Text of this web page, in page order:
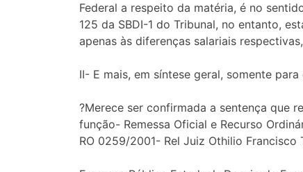
Federal a respeito da matéria, é no
125 da SBDI-1 do Tribunal, no entanto,
apenas às diferenças salariais
II- E mais, em síntese geral, somente
?Merece ser confirmada a sentença que
função- Remessa Oficial e Recurso
RO 0259/2001- Rel Juiz Othilio Francisco